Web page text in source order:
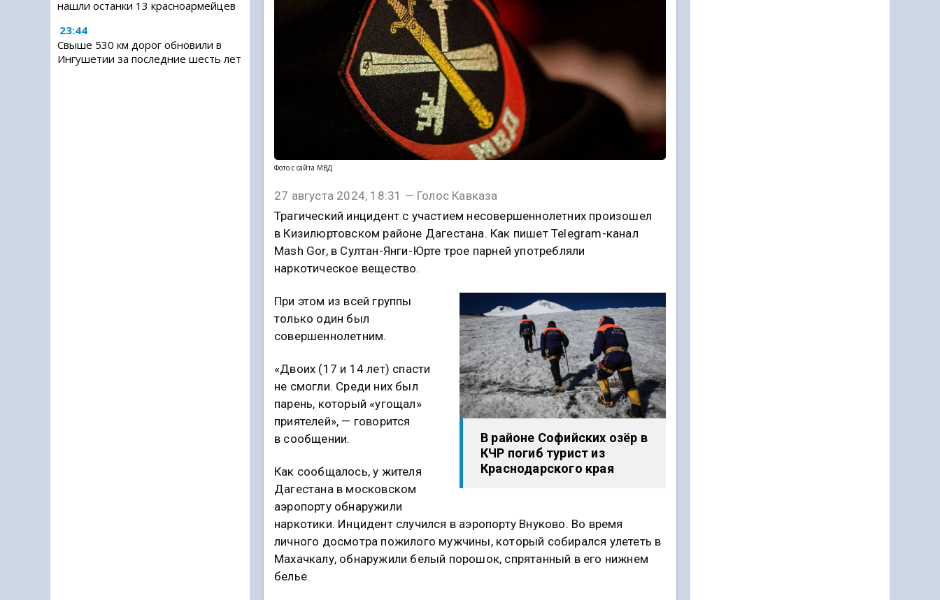
нашли останки 13 красноармейцев
23:44
Свыше 530 км дорог обновили в
Ингушетии за последние шесть лет
Фото с сайта МВД
27 августа 2024, 18:31 — Голос Кавказа
Трагический инцидент с участием несовершеннолетних произошел
в Кизилюртовском районе Дагестана. Как пишет Telegram-канал
Mash Gor, в Султан-Янги-Юрте трое парней употребляли
наркотическое вещество.
В районе Софийских озёр в
КЧР погиб турист из
Краснодарского края
При этом из всей группы
только один был
совершеннолетним.
«Двоих (17 и 14 лет) спасти
не смогли. Среди них был
парень, который «угощал»
приятелей», — говорится
в сообщении.
Как сообщалось, у жителя
Дагестана в московском
аэропорту обнаружили
наркотики. Инцидент случился в аэропорту Внуково. Во время
личного досмотра пожилого мужчины, который собирался улететь в
Махачкалу, обнаружили белый порошок, спрятанный в его нижнем
белье.